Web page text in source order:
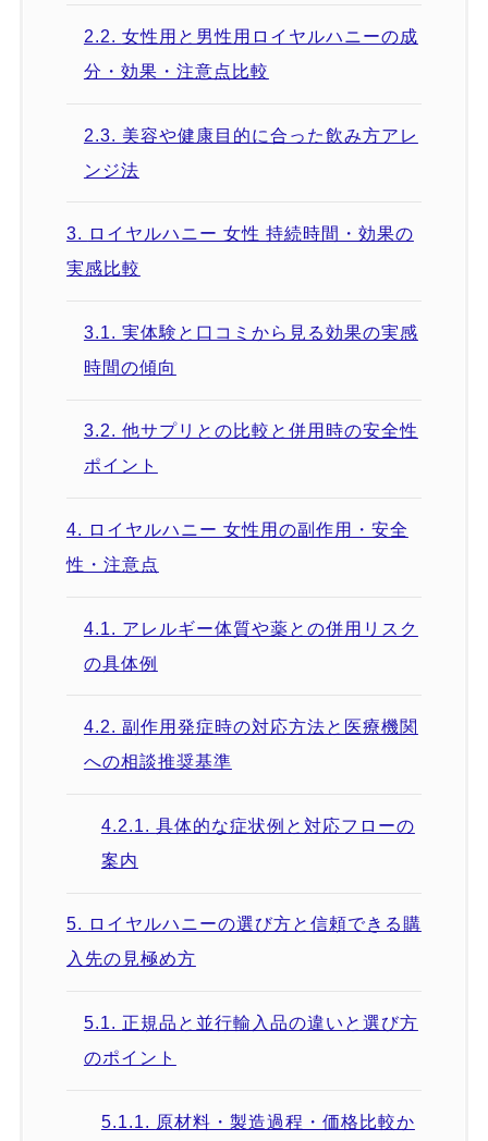
2.2. 女性用と男性用ロイヤルハニーの成
分・効果・注意点比較
2.3. 美容や健康目的に合った飲み方アレ
ンジ法
3. ロイヤルハニー 女性 持続時間・効果の
実感比較
3.1. 実体験と口コミから見る効果の実感
時間の傾向
3.2. 他サプリとの比較と併用時の安全性
ポイント
4. ロイヤルハニー 女性用の副作用・安全
性・注意点
4.1. アレルギー体質や薬との併用リスク
の具体例
4.2. 副作用発症時の対応方法と医療機関
への相談推奨基準
4.2.1. 具体的な症状例と対応フローの
案内
5. ロイヤルハニーの選び方と信頼できる購
入先の見極め方
5.1. 正規品と並行輸入品の違いと選び方
のポイント
5.1.1. 原材料・製造過程・価格比較か